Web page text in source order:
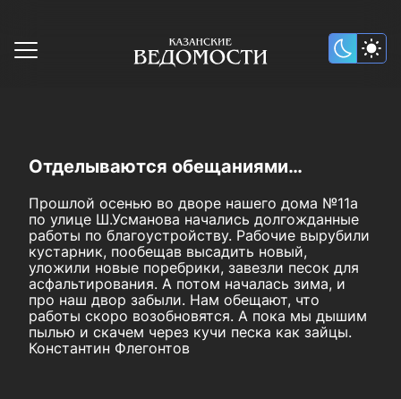
Отделываются обещаниями…
Прошлой осенью во дворе нашего дома №11а
по улице Ш.Усманова начались долгожданные
работы по благоустройству. Рабочие вырубили
кустарник, пообещав высадить новый,
уложили новые поребрики, завезли песок для
асфальтирования. А потом началась зима, и
про наш двор забыли. Нам обещают, что
работы скоро возобновятся. А пока мы дышим
пылью и скачем через кучи песка как зайцы.
Константин Флегонтов